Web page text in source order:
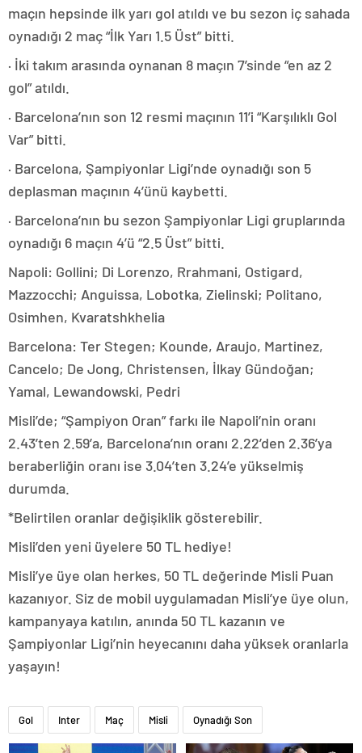
maçın hepsinde ilk yarı gol atıldı ve bu sezon iç sahada
oynadığı 2 maç “İlk Yarı 1.5 Üst” bitti.
· İki takım arasında oynanan 8 maçın 7’sinde “en az 2
gol” atıldı.
· Barcelona’nın son 12 resmi maçının 11’i “Karşılıklı Gol
Var” bitti.
· Barcelona, Şampiyonlar Ligi’nde oynadığı son 5
deplasman maçının 4’ünü kaybetti.
· Barcelona’nın bu sezon Şampiyonlar Ligi gruplarında
oynadığı 6 maçın 4’ü “2.5 Üst” bitti.
Napoli: Gollini; Di Lorenzo, Rrahmani, Ostigard,
Mazzocchi; Anguissa, Lobotka, Zielinski; Politano,
Osimhen, Kvaratshkhelia
Barcelona: Ter Stegen; Kounde, Araujo, Martinez,
Cancelo; De Jong, Christensen, İlkay Gündoğan;
Yamal, Lewandowski, Pedri
Misli’de; “Şampiyon Oran” farkı ile Napoli’nin oranı
2.43’ten 2.59’a, Barcelona’nın oranı 2.22’den 2.36’ya
beraberliğin oranı ise 3.04’ten 3.24’e yükselmiş
durumda.
*Belirtilen oranlar değişiklik gösterebilir.
Misli’den yeni üyelere 50 TL hediye!
Misli’ye üye olan herkes, 50 TL değerinde Misli Puan
kazanıyor. Siz de mobil uygulamadan Misli’ye üye olun,
kampanyaya katılın, anında 50 TL kazanın ve
Şampiyonlar Ligi’nin heyecanını daha yüksek oranlarla
yaşayın!
Gol Inter Maç Misli Oynadığı Son